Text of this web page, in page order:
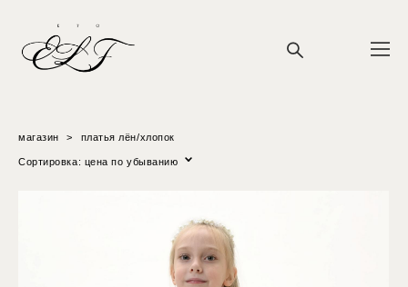
магазин > платья лён/хлопок
Сортировка: цена по убыванию